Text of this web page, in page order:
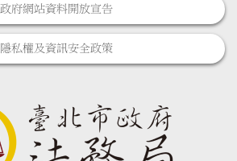
政府網站資料開放宣告
隱私權及資訊安全政策